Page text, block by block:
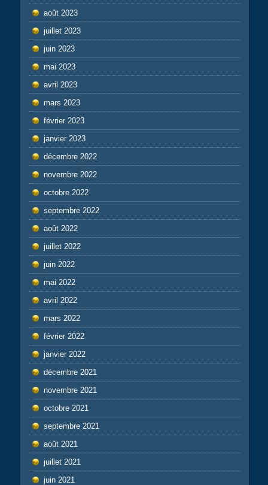
août 2023
juillet 2023
juin 2023
mai 2023
avril 2023
mars 2023
février 2023
janvier 2023
décembre 2022
novembre 2022
octobre 2022
septembre 2022
août 2022
juillet 2022
juin 2022
mai 2022
avril 2022
mars 2022
février 2022
janvier 2022
décembre 2021
novembre 2021
octobre 2021
septembre 2021
août 2021
juillet 2021
juin 2021